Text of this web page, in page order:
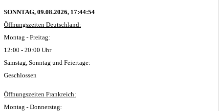
SONNTAG, 09.08.2026, 17:44:55
Öffnungszeiten Deutschland:
Montag - Freitag:
12:00 - 20:00 Uhr
Samstag, Sonntag und Feiertage:
Geschlossen
Öffnungszeiten Frankreich:
Montag - Donnerstag: